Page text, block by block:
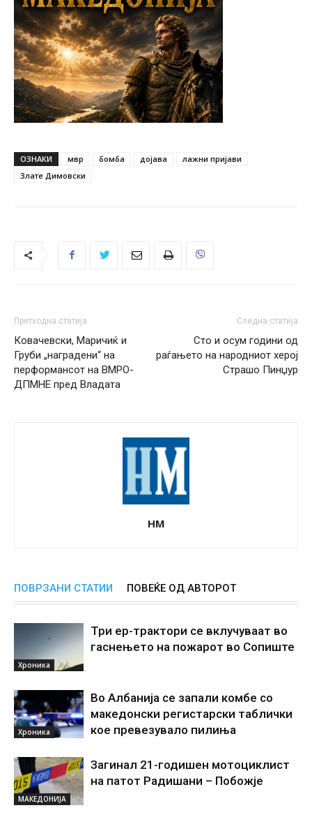
ОЗНАКИ мвр бомба дојава
лажни пријави
Злате Димовски
Претходна статија
Ковачевски, Маричиќ и
Груби „наградени“ на
перформансот на ВМРО-
ДПМНЕ пред Владата
Следна статија
Сто и осум години од
раѓањето на народниот херој
Страшо Пинџур
НМ
ПОВРЗАНИ СТАТИИ ПОВЕЌЕ ОД АВТОРОТ
Хроника
Три ер-трактори се вклучуваат во
гаснењето на пожарот во Сопиште
Хроника
Во Албанија се запали комбе со
македонски регистарски таблички
кое превезувало пилиња
МАКЕДОНИЈА
Загинал 21-годишен мотоциклист
на патот Радишани – Побожје